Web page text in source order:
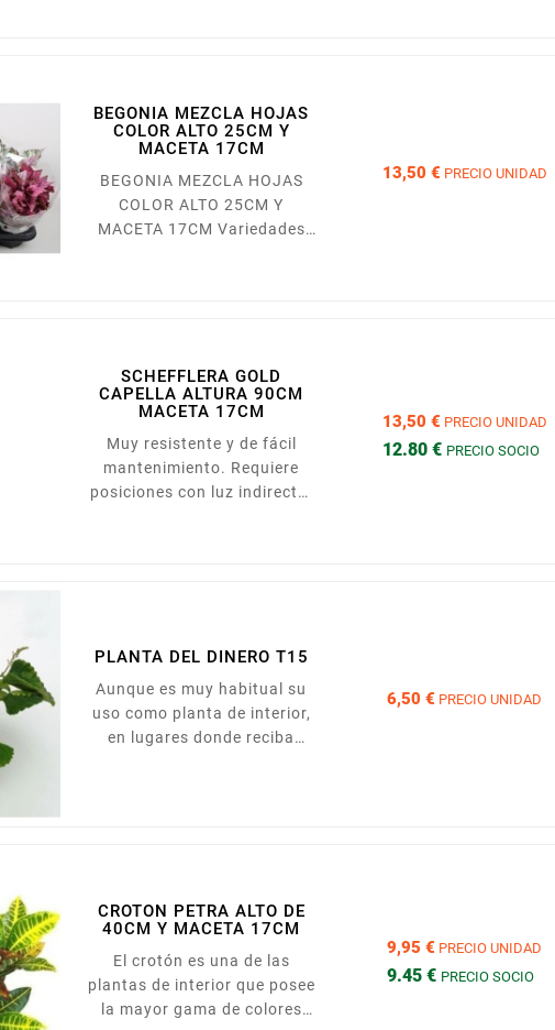
BEGONIA MEZCLA HOJAS
COLOR ALTO 25CM Y
MACETA 17CM
BEGONIA MEZCLA HOJAS
COLOR ALTO 25CM Y
MACETA 17CM Variedades
en maceta de 17cm
13,50 € PRECIO UNIDAD
SCHEFFLERA GOLD
CAPELLA ALTURA 90CM
MACETA 17CM
Muy resistente y de fácil
mantenimiento. Requiere
posiciones con luz indirecta,
13,50 € PRECIO UNIDAD
12.80 € PRECIO SOCIO
PLANTA DEL DINERO T15
Aunque es muy habitual su
uso como planta de interior,
en lugares donde reciba
15cm.
6,50 € PRECIO UNIDAD
CROTON PETRA ALTO DE
40CM Y MACETA 17CM
El crotón es una de las
plantas de interior que posee
la mayor gama de colores
9,95 € PRECIO UNIDAD
9.45 € PRECIO SOCIO